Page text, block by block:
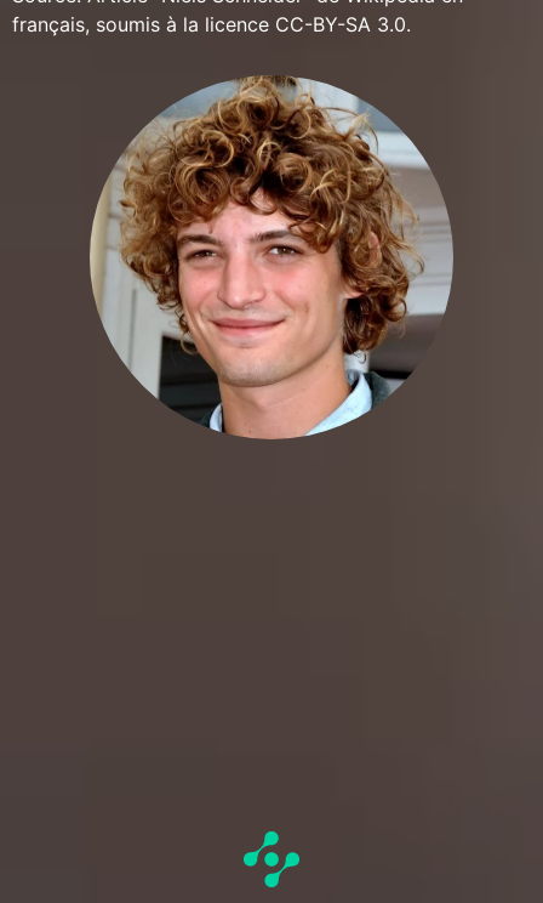
français, soumis à la licence CC-BY-SA 3.0.